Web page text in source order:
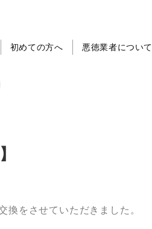
初めての方へ 悪徳業者について
をさせていただきました。